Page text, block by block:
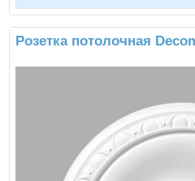
Розетка потолочная